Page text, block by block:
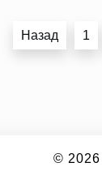
Назад 1
© 2026